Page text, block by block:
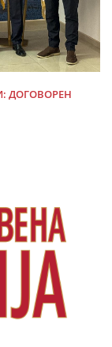
ДОГОВОРЕН